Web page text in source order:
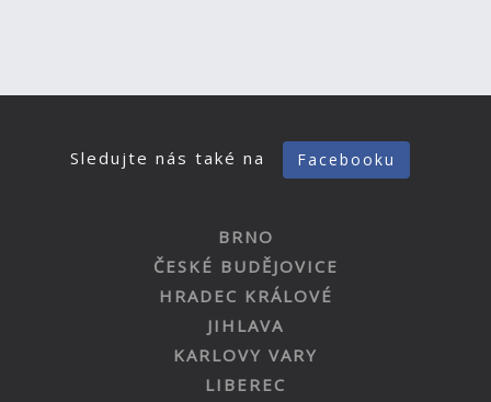
Sledujte nás také na Facebooku
BRNO
ČESKÉ BUDĚJOVICE
HRADEC KRÁLOVÉ
JIHLAVA
KARLOVY VARY
LIBEREC